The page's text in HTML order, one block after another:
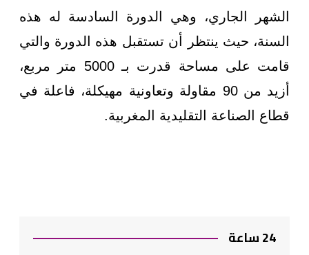
الشهر الجاري، وهي الدورة السادسة له هذه
السنة، حيث ينتظر أن تستقبل هذه الدورة والتي
قامت على مساحة قدرت بـ 5000 متر مربع،
أزيد من 90 مقاولة وتعاونية مهيكلة، فاعلة في
قطاع الصناعة التقليدية المغربية.
24 ساعة